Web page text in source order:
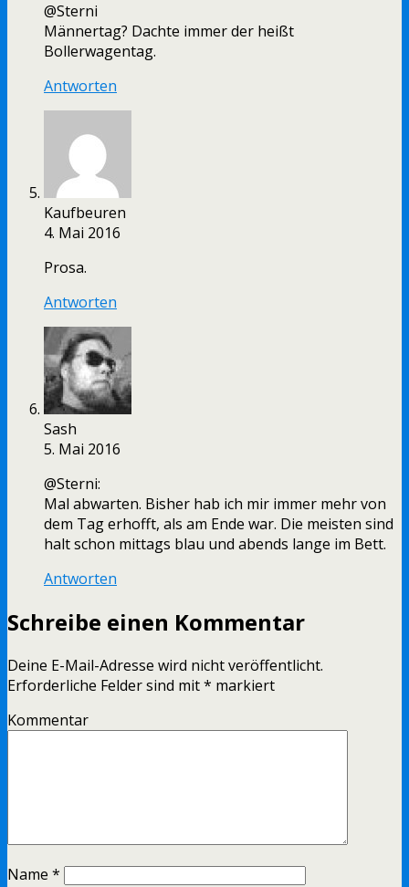
@Sterni
Männertag? Dachte immer der heißt
Bollerwagentag.
Antworten
Kaufbeuren
4. Mai 2016
Prosa.
Antworten
Sash
5. Mai 2016
@Sterni:
Mal abwarten. Bisher hab ich mir immer mehr von
dem Tag erhofft, als am Ende war. Die meisten sind
halt schon mittags blau und abends lange im Bett.
Antworten
Schreibe einen Kommentar
Deine E-Mail-Adresse wird nicht veröffentlicht.
Erforderliche Felder sind mit* markiert
Kommentar
Name *